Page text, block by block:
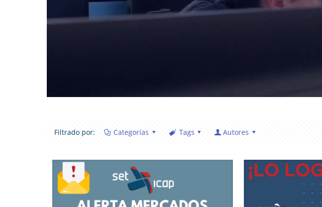
Filtrado por: Categorías Tags Autores